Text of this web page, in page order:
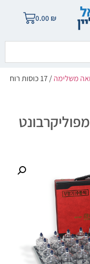
0.00 ₪
משלימה
/ 17 כוסות רוח
מפוליקרבונט